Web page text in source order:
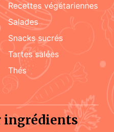
recettes végétariennes
salades
snacks sucrés
tartes salées
Thés
ingrédients